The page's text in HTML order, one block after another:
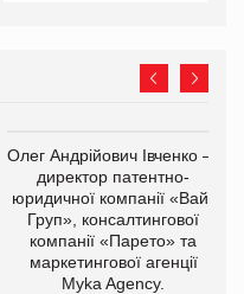
Олег Андрійович Івченко —
директор патентно-
юридичної компанії «Вайз
Груп», консалтингової
компанії «Парето» та
маркетингової агенції
Myka Agency.